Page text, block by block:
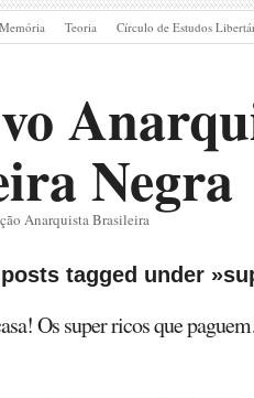
Memória Teoria Círculo de Estudos
Negra
Anarquista Brasileira
tagged under
Os super ricos que